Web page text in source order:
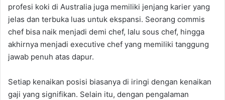
profesi koki di Australia juga memiliki jenjang karier yang
jelas dan terbuka luas untuk ekspansi. Seorang commis
chef bisa naik menjadi demi chef, lalu sous chef, hingga
akhirnya menjadi executive chef yang memiliki tanggung
jawab penuh atas dapur.
Setiap kenaikan posisi biasanya di iringi dengan kenaikan
gaji yang signifikan. Selain itu, dengan pengalaman